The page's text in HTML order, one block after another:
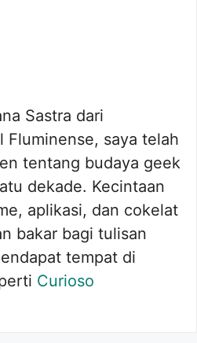
Sastra dari
Fluminense, saya telah
tentang budaya geek
dekade. Kecintaan
aplikasi, dan cokelat
bakar bagi tulisan
tempat di
Curioso